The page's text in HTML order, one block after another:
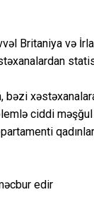
Britaniya və
bəzi
ciddi məşğul
edir